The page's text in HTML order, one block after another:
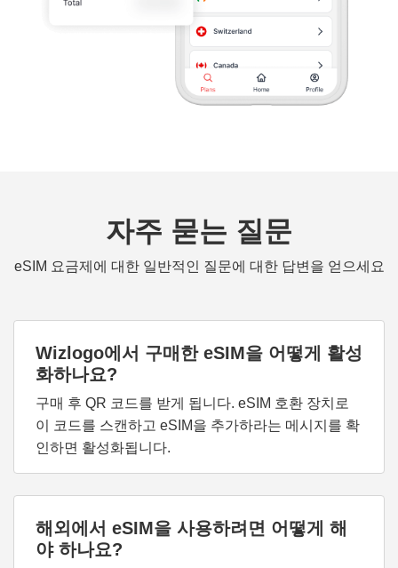
자주 묻는 질문
eSIM 요금제에 대한 일반적인 질문에 대한 답변을 얻으세요
Wizlogo에서 구매한 eSIM을 어떻게 활성
화하나요?
구매 후 QR 코드를 받게 됩니다. eSIM 호환 장치로
이 코드를 스캔하고 eSIM을 추가하라는 메시지를 확
인하면 활성화됩니다.
해외에서 eSIM을 사용하려면 어떻게 해
야 하나요?